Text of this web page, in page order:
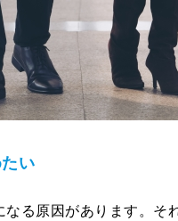
い
る原因があります。そ